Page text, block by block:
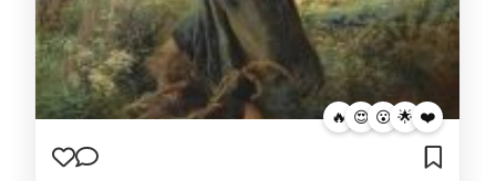
🔥 😍 😮 🌟 ❤️